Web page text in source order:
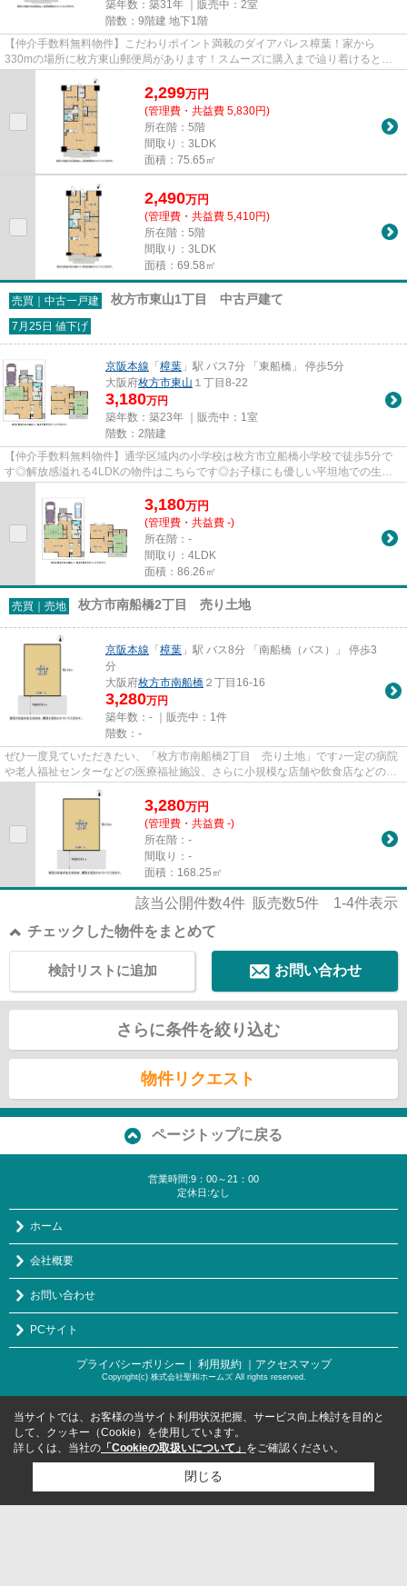
築年数：築31年 ｜販売中： 2室
階数：9階建 地下1階
【仲介手数料無料物件】こだわりポイント満載のダイアパレス樟葉！家から
330mの場所に枚方東山郵便局があります！スムーズに購入まで辿り着けるとい
2,299万円
(管理費・共益費 5,830円)
所在階：5階
間取り：3LDK
面積：75.65㎡
2,490万円
(管理費・共益費 5,410円)
所在階：5階
間取り：3LDK
面積：69.58㎡
売買｜中古一戸建 枚方市東山1丁目 中古戸建て
7月25日 値下げ
京阪本線 「 樟葉 」駅 バス7分 「東船橋」 停歩5分
大阪府枚方市東山 １丁目8-22
3,180万円
築年数：築23年 ｜販売中： 1室
階数：2階建
【仲介手数料無料物件】通学区域内の小学校は枚方市立船橋小学校で徒歩5分で
す◎解放感溢れる4LDKの物件はこちらです◎お子様にも優しい平坦地での生活
3,180万円
(管理費・共益費 -)
所在階：-
間取り：4LDK
面積：86.26㎡
売買｜売地 枚方市南船橋2丁目 売り土地
京阪本線 「 樟葉 」駅 バス8分 「南船橋（バス）」 停歩3
分
大阪府枚方市南船橋 ２丁目16-16
3,280万円
築年数：- ｜販売中： 1件
階数：-
ぜひ一度見ていただきたい、「枚方市南船橋2丁目 売り土地」です♪一定の病院
や老人福祉センターなどの医療福祉施設、さらに小規模な店舗や飲食店などの建
設が可能な第一種中高層住居...
3,280万円
(管理費・共益費 -)
所在階：-
間取り：-
面積：168.25㎡
該当公開件数4件 販売数5件 1-4件表示
チェックした物件をまとめて
お問い合わせ
検討リストに追加
さらに条件を絞り込む
物件リクエスト
ページトップに戻る
営業時間:9：00～21：00
定休日:なし
ホーム
会社概要
お問い合わせ
PCサイト
プライバシーポリシー ｜ 利用規約 ｜アクセスマップ
Copyright(c) 株式会社聖和ホームズ All rights reserved.
当サイトでは、お客様の当サイト利用状況把握、サービス向上検討を目的と
して、クッキー（Cookie）を使用しています。
詳しくは、当社の 「Cookieの取扱いについて」 をご確認ください。
閉じる